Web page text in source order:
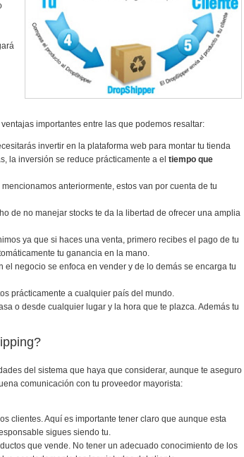
importantes entre las que podemos resaltar:
invertir en la plataforma web para montar tu tienda
la inversión se reduce prácticamente a el tiempo que
anteriormente, estos van por cuenta de tu
de no manejar stocks te da la libertad de ofrecer una amplia
ya que si haces una venta, primero recibes el pago de tu
tu ganancia en la mano.
negocio se enfoca en vender y de lo demás se encarga tu
prácticamente a cualquier país del mundo.
o desde cualquier lugar y la hora que te plazca. Además tu
del sistema que haya que considerar, aunque te aseguro
comunicación con tu proveedor mayorista:
clientes. Aquí es importante tener claro que aunque esta
sigues siendo tu.
que vende. No tener un adecuado conocimiento de los